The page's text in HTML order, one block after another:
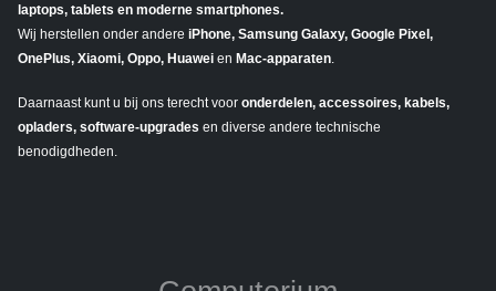
laptops, tablets en moderne smartphones.
Wij herstellen onder andere iPhone, Samsung Galaxy, Google Pixel,
OnePlus, Xiaomi, Oppo, Huawei en Mac-apparaten
Daarnaast kunt u bij ons terecht voor onderdelen, accessoires, kabels,
opladers, software-upgrades en diverse andere technische
benodigdheden.